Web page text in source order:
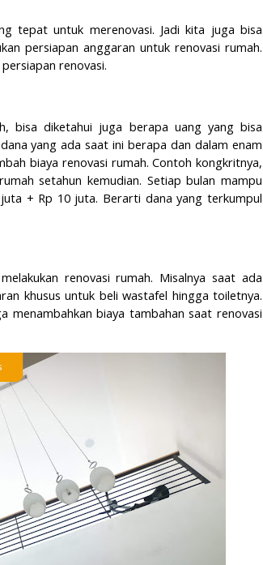
tepat untuk merenovasi. Jadi kita juga bisa
persiapan anggaran untuk renovasi rumah.
renovasi.
bisa diketahui juga berapa uang yang bisa
yang ada saat ini berapa dan dalam enam
biaya renovasi rumah. Contoh kongkritnya,
setahun kemudian. Setiap bulan mampu
+ Rp 10 juta. Berarti dana yang terkumpul
renovasi rumah. Misalnya saat ada
khusus untuk beli wastafel hingga toiletnya.
menambahkan biaya tambahan saat renovasi